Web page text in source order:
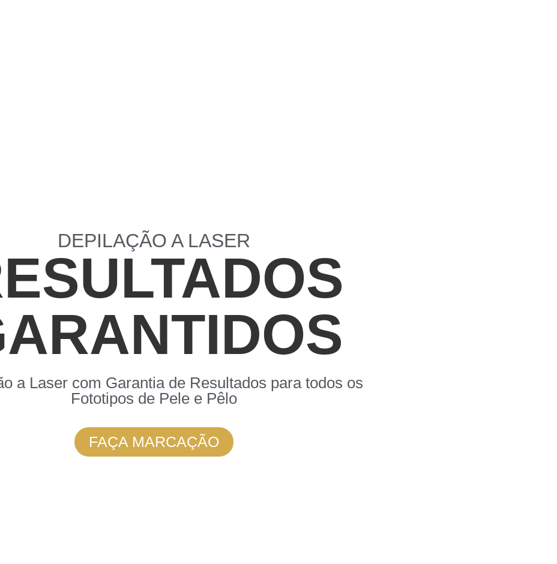
DEPILAÇÃO A LASER
a Laser com Garantia de Resultados para todos os
Fototipos de Pele e Pêlo
FAÇA MARCAÇÃO